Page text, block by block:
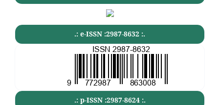
.: e-ISSN :2987-8632 :.
.: p-ISSN :2987-8624 :.